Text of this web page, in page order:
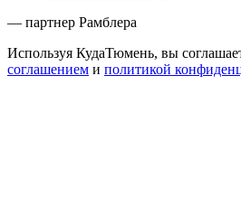
— партнер Рамблера
Используя КудаТюмень, вы
соглашением и политикой